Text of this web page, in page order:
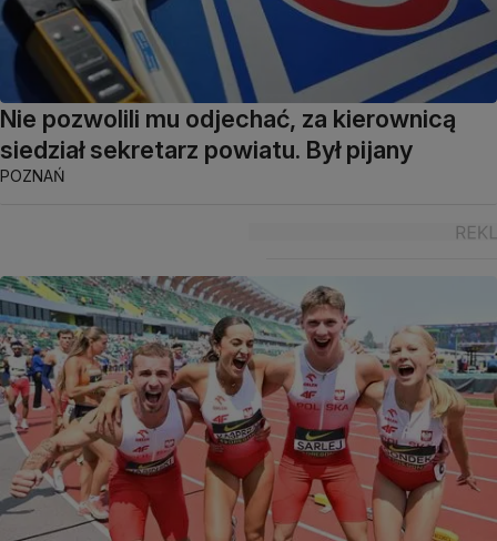
Nie pozwolili mu odjechać, za kierownicą
siedział sekretarz powiatu. Był pijany
POZNAŃ